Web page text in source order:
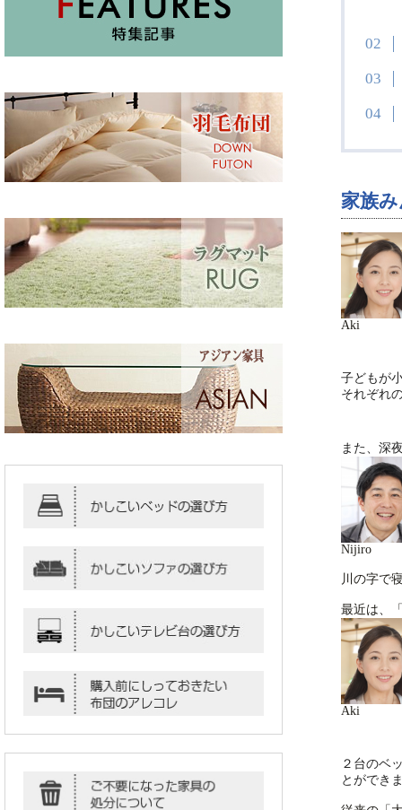
家族
Aki
子どもが
それぞれ
また、深
Nijiro
川の字で
最近は、
Aki
２台のベ
とができ